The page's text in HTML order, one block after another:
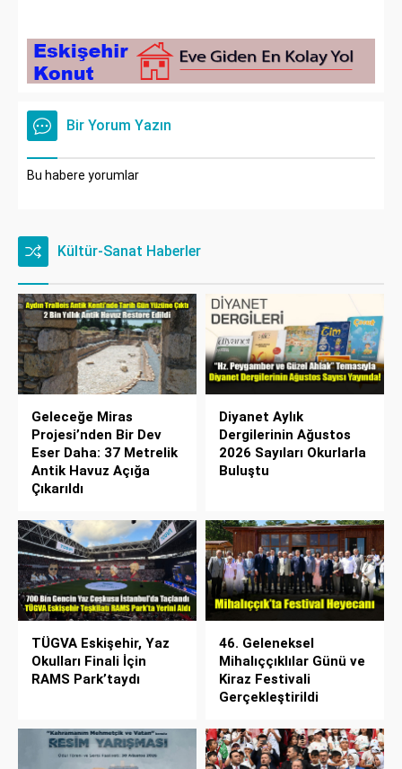
Bir Yorum Yazın
Bu habere yorumlar
Kültür-Sanat Haberler
Geleceğe Miras
Projesi’nden Bir Dev
Eser Daha: 37 Metrelik
Antik Havuz Açığa
Çıkarıldı
Diyanet Aylık
Dergilerinin Ağustos
2026 Sayıları Okurlarla
Buluştu
TÜGVA Eskişehir, Yaz
Okulları Finali İçin
RAMS Park’taydı
46. Geleneksel
Mihalıççıklılar Günü ve
Kiraz Festivali
Gerçekleştirildi